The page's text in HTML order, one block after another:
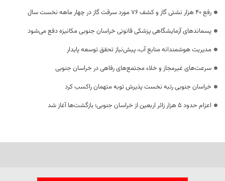
رفع 40 هزار نشتی گاز و کشف 76 مورد سرقت گاز در چهار ماهه نخست سال
پسماندهای آزمایشگاهی پزشکی قانونی خراسان جنوبی مکانیزه دفع می‌شود
مدیریت هوشمندانه منابع آب، پیش‌نیاز تحقق توسعه پایدار
سرعت‌های غیرمجاز و خلاء مجتمع‌های رفاهی در خراسان جنوبی
خراسان جنوبی رتبه نخست پذیرش توبه متهمان راکسب کرد
اعزام حدود 5 هزار زائر اربعین از خراسان جنوبی؛ بازگشت‌ها آغاز شد